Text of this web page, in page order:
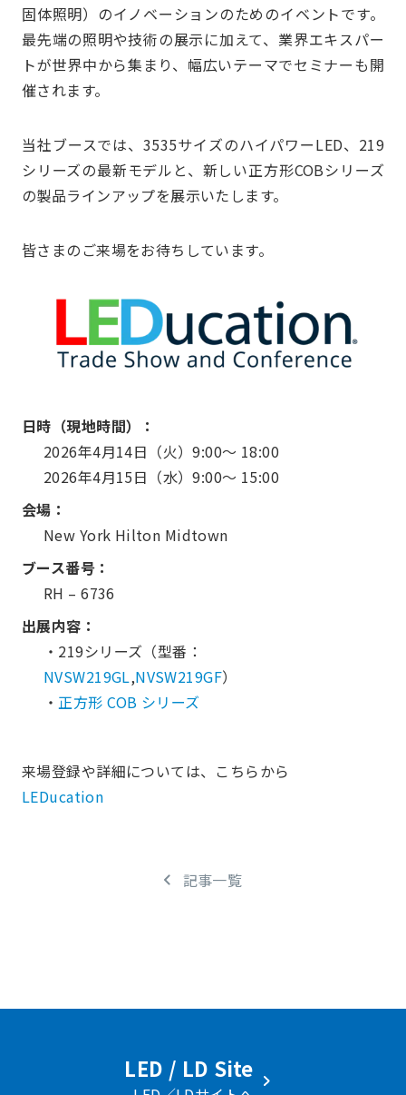
固体照明）のイノベーションのためのイベントです。
最先端の照明や技術の展示に加えて、業界エキスパー
トが世界中から集まり、幅広いテーマでセミナーも開
催されます。
当社ブースでは、3535サイズのハイパワーLED、219
シリーズの最新モデルと、新しい正方形COBシリーズ
の製品ラインアップを展示いたします。
皆さまのご来場をお待ちしています。
日時（現地時間）：
2026年4月14日（火）9:00～ 18:00
2026年4月15日（水）9:00～ 15:00
会場：
New York Hilton Midtown
ブース番号：
RH – 6736
出展内容：
・219シリーズ（型番：
NVSW219GL,NVSW219GF）
・ 正方形 COB シリーズ
来場登録や詳細については、こちらから
LEDucation
記事一覧
LED / LD Site